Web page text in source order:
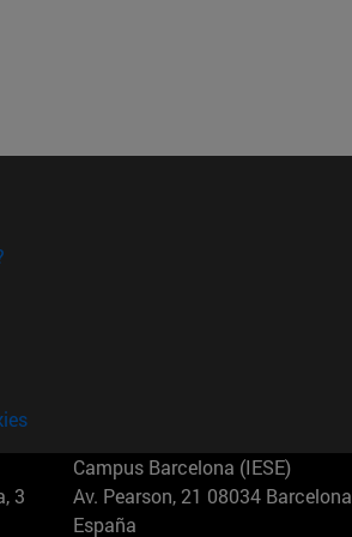
3
Campus Barcelona (IESE)
Av. Pearson, 21 08034 Barcelona
España